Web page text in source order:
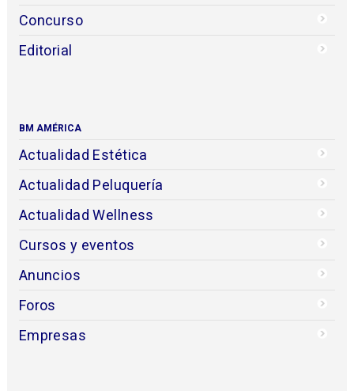
Concurso
Editorial
BM AMÉRICA
Actualidad Estética
Actualidad Peluquería
Actualidad Wellness
Cursos y eventos
Anuncios
Foros
Empresas